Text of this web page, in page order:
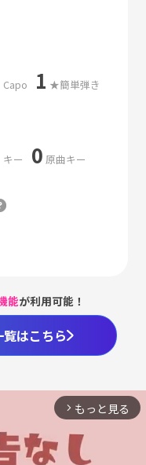
Capo 1 ★簡単弾き
キー 0 原曲キー
能が利用可能！
覧はこちら
arrow_forward_ios もっと見る